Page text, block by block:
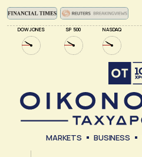
DOW JONES SP 500 NASDAQ
MARKETS BUSINESS